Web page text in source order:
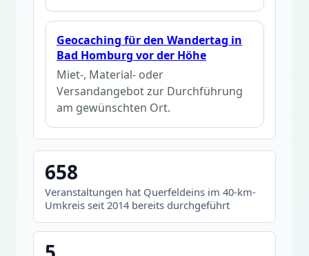
Geocaching für den Wandertag in
Bad Homburg vor der Höhe
Miet-, Material- oder
Versandangebot zur Durchführung
am gewünschten Ort.
658
Veranstaltungen hat Querfeldeins im 40-km-
Umkreis seit 2014 bereits durchgeführt